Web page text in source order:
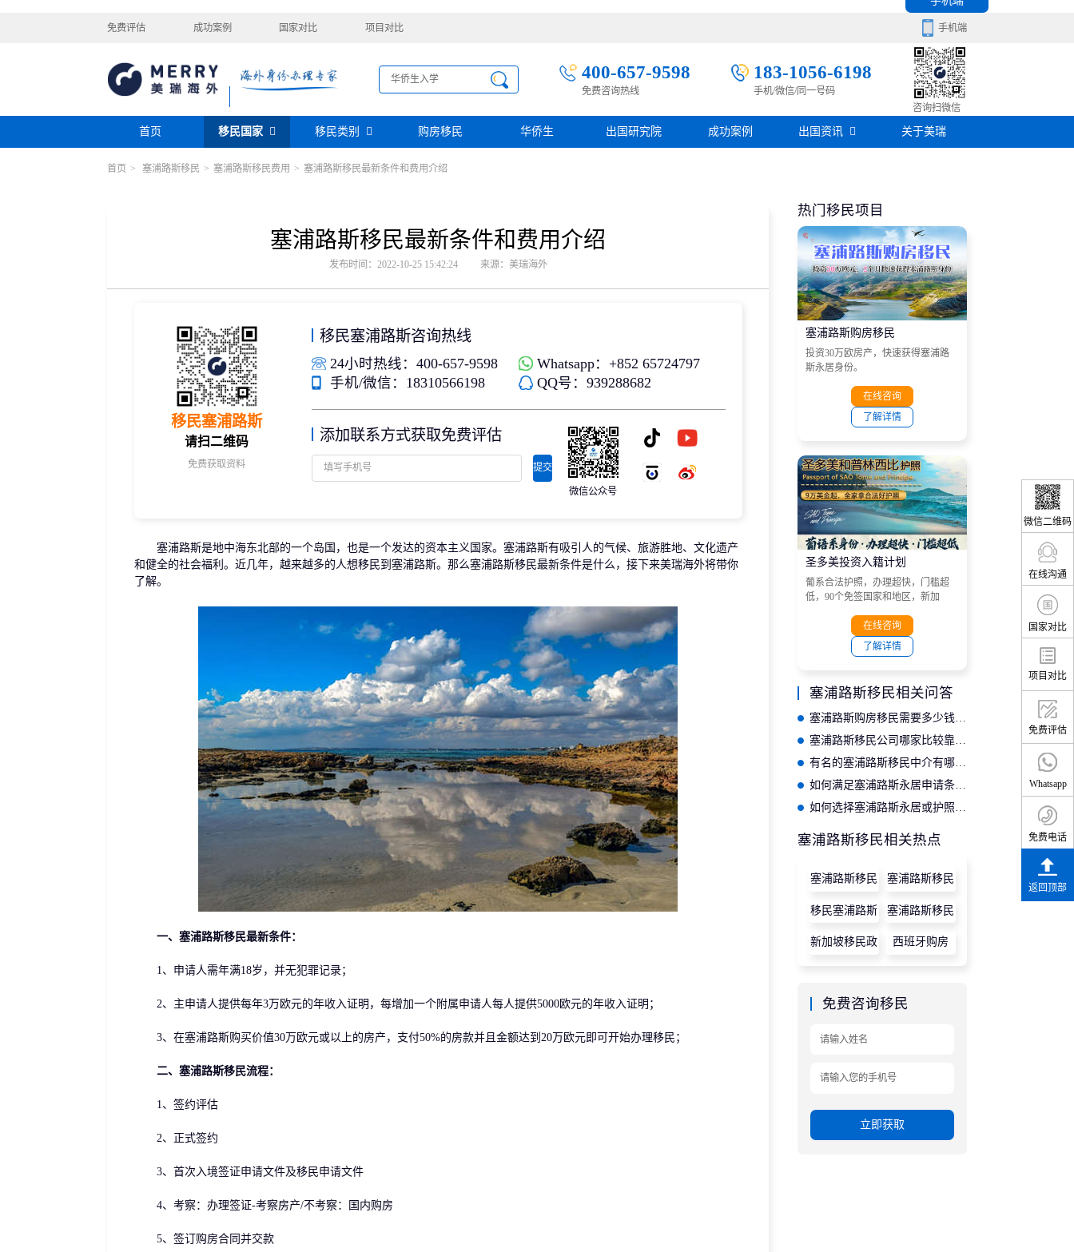
免费评估 成功案例 国家对比 项目对比 手机端
400-657-9598
免费咨询热线
183-1056-6198
手机/微信/同一号码
咨询扫微信
首页 移民国家
希腊 土耳其 西班牙
葡萄牙
黑山
塞浦路斯
澳大利亚 瑙鲁 瓦努阿图 斐济
新加坡 迪拜
中国香港
菲律宾
在线咨询
移民类别
购房移民 投资移民
新西兰投资移民
美国EB-5投资移民
塞浦路斯购房移民
护照移民
土耳其存款护照
瑙鲁投资入籍计划
格鲁吉亚护照
日本经营·管理签证
新加坡创业自雇EP
芬兰创业自雇移民
捐赠移民
葡萄牙捐赠移民
泰国精英签证
格鲁吉亚护照
圣基茨捐款护照
马耳他捐款投资护照
雇主担保
瑞典雇主担保移民
爱尔兰高管居留计划
土耳其存款护照
斐济存款退休移民
杰出人才
香港优才计划
美国EB1A杰出人才移民
澳洲186、187雇主担保移民
购房移民 华侨生 出国研究院 成功案例 出国资讯
移民百科
房产知识
移民问答
关于美瑞
首页 > 塞浦路斯移民 > 塞浦路斯移民费用 > 塞浦路斯移民最新条件和费用介绍
塞浦路斯移民最新条件和费用介绍
发布时间：2022-10-25 15:42:24 来源：美瑞海外
移民塞浦路斯
请扫二维码
免费获取资料
移民塞浦路斯咨询热线
24小时热线：400-657-9598
Whatsapp：+852 65724797
手机/微信：18310566198
QQ号：939288682
添加联系方式获取免费评估
提交
微信公众号
塞浦路斯是地中海东北部的一个岛国，也是一个发达的资本主义国家。塞浦路斯有吸引人的气候、旅游胜地、文化遗产
和健全的社会福利。近几年，越来越多的人想移民到塞浦路斯。那么塞浦路斯移民最新条件是什么，接下来美瑞海外将带你
了解。
一、塞浦路斯移民最新条件：
1、申请人需年满18岁，并无犯罪记录；
2、主申请人提供每年3万欧元的年收入证明，每增加一个附属申请人每人提供5000欧元的年收入证明；
3、在塞浦路斯购买价值30万欧元或以上的房产，支付50%的房款并且金额达到20万欧元即可开始办理移民；
二、塞浦路斯移民流程：
1、签约评估
2、正式签约
3、首次入境签证申请文件及移民申请文件
4、考察：办理签证-考察房产/不考察：国内购房
5、签订购房合同并交款
热门移民项目
塞浦路斯购房移民
投资30万欧房产，快速获得塞浦路
斯永居身份。
在线咨询
了解详情
圣多美投资入籍计划
葡系合法护照，办理超快，门槛超
低，90个免签国家和地区，新加
马来西亚和非洲大部分国家等目的
在线咨询
了解详情
塞浦路斯移民相关问答
塞浦路斯购房移民需要多少钱？5项费用清单汇总
有名的塞浦路斯移民中介有哪些？
如何满足塞浦路斯永居申请条件？2026新政全解析
塞浦路斯移民相关热点
塞浦路斯移民
条件
塞浦路斯移民
政策
移民塞浦路斯 塞浦路斯移民
新加坡移民政 西班牙购房
免费咨询移民
立即获取
微信二维码
在线沟通
国家对比
项目对比
免费评估
Whatsapp
免费电话
返回顶部